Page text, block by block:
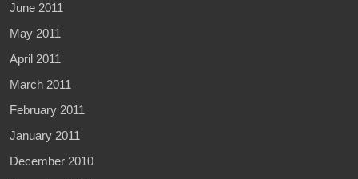
June 2011
May 2011
April 2011
March 2011
February 2011
January 2011
December 2010